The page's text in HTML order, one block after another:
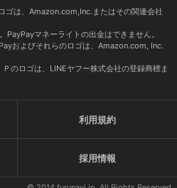
は、Amazon.com,Inc.またはその関連会社
PayPayマネーライトの出金はできません。
およびそれらのロゴは、Amazon.com, Inc.
のロゴは、LINEヤフー株式会社の登録商標ま
利用規約
採用情報